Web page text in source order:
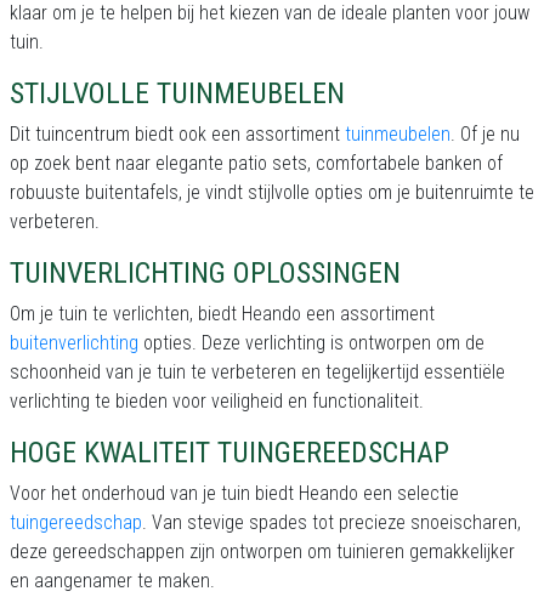
klaar om je te helpen bij het kiezen van de ideale planten voor jouw
tuin.
STIJLVOLLE TUINMEUBELEN
Dit tuincentrum biedt ook een assortiment tuinmeubelen. Of je nu
op zoek bent naar elegante patio sets, comfortabele banken of
robuuste buitentafels, je vindt stijlvolle opties om je buitenruimte te
verbeteren.
TUINVERLICHTING OPLOSSINGEN
Om je tuin te verlichten, biedt Heando een assortiment
buitenverlichting opties. Deze verlichting is ontworpen om de
schoonheid van je tuin te verbeteren en tegelijkertijd essentiële
verlichting te bieden voor veiligheid en functionaliteit.
HOGE KWALITEIT TUINGEREEDSCHAP
Voor het onderhoud van je tuin biedt Heando een selectie
tuingereedschap. Van stevige spades tot precieze snoeischaren,
deze gereedschappen zijn ontworpen om tuinieren gemakkelijker
en aangenamer te maken.